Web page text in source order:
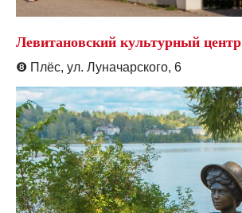
Левитановский культурный центр
❽ Плёс, ул. Луначарского, 6